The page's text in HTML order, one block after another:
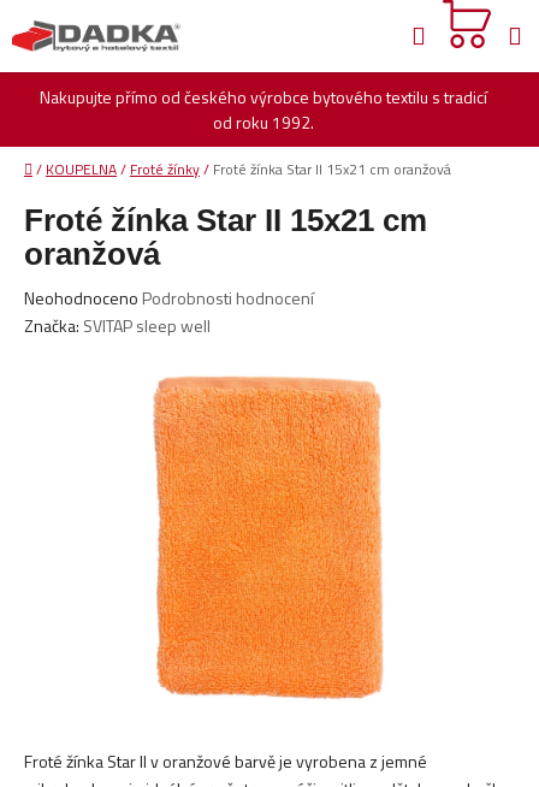
na
obsah
Nakupujte přímo od českého výrobce bytového textilu s tradicí
od roku 1992.
Hledat
Domů
/ KOUPELNA/ Froté žínky/ Froté žínka Star II 15x21 cm oranžová
Froté žínka Star II v oranžové barvě je vyrobena z jemné
Froté žínka Star II 15x21 cm
oranžová
Průměrné
hodnocení
Neohodnoceno Podrobnosti hodnocení
Značka: SVITAP sleep well